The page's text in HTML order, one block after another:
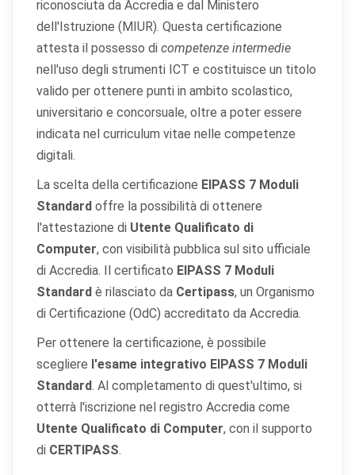
riconosciuta da Accredia e dal Ministero
dell'Istruzione (MIUR). Questa certificazione
attesta il possesso di competenze intermedie
nell'uso degli strumenti ICT e costituisce un titolo
valido per ottenere punti in ambito scolastico,
universitario e concorsuale, oltre a poter essere
indicata nel curriculum vitae nelle competenze
digitali.
La scelta della certificazione EIPASS 7 Moduli
Standard offre la possibilità di ottenere
l'attestazione di Utente Qualificato di
Computer, con visibilità pubblica sul sito ufficiale
di Accredia. Il certificato EIPASS 7 Moduli
Standard è rilasciato da Certipass, un Organismo
di Certificazione (OdC) accreditato da Accredia.
Per ottenere la certificazione, è possibile
scegliere l'esame integrativo EIPASS 7 Moduli
Standard. Al completamento di quest'ultimo, si
otterrà l'iscrizione nel registro Accredia come
Utente Qualificato di Computer, con il supporto
di CERTIPASS.